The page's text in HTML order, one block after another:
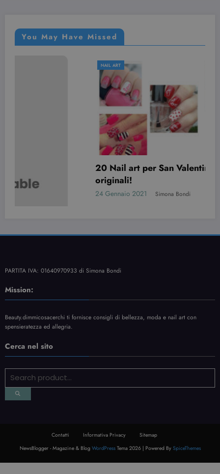
You May Have Missed
20 Nail art per San Valentino davvero
originali!
Simona Bondi
PARTITA IVA: 01640970933 di Simona Bondi
Mission:
Beauty.dimmicosacerchi ti fornisce consigli di bellezza, moda e nail art con
spensieratezza ed allegria.
Cerca nel sito
Contatti Informativa Privacy
Sitemap
NewsBlogger - Magazine & Blog WordPressTema 2026 | Powered By SpiceThemes